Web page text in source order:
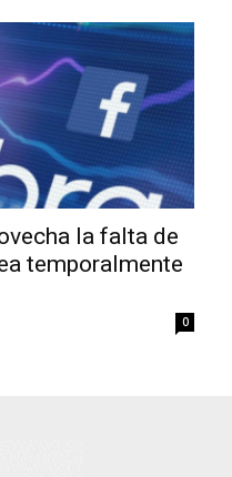
la falta de
temporalmente
0